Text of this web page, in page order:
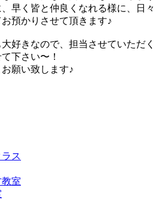
早く皆と仲良くなれる様に、日々
預かりさせて頂きます♪
好きなので、担当させていただく
下さい〜！
願い致します♪
ス
室